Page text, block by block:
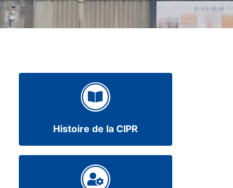
Histoire de la CIPR